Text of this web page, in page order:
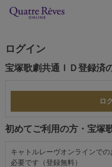
ログイン
宝塚歌劇共通ＩＤ登録済
初めてご利用の方・宝塚
キャトルレーヴオンラインで
必要です（登録無料）